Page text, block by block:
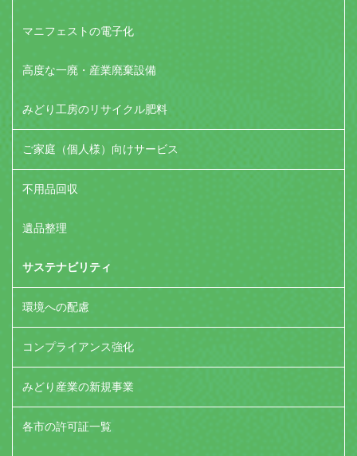
マニフェストの電子化
高度な一廃・産業廃棄設備
みどり工房のリサイクル肥料
ご家庭（個人様）向けサービス
不用品回収
遺品整理
サステナビリティ
環境への配慮
コンプライアンス強化
みどり産業の新規事業
各市の許可証一覧